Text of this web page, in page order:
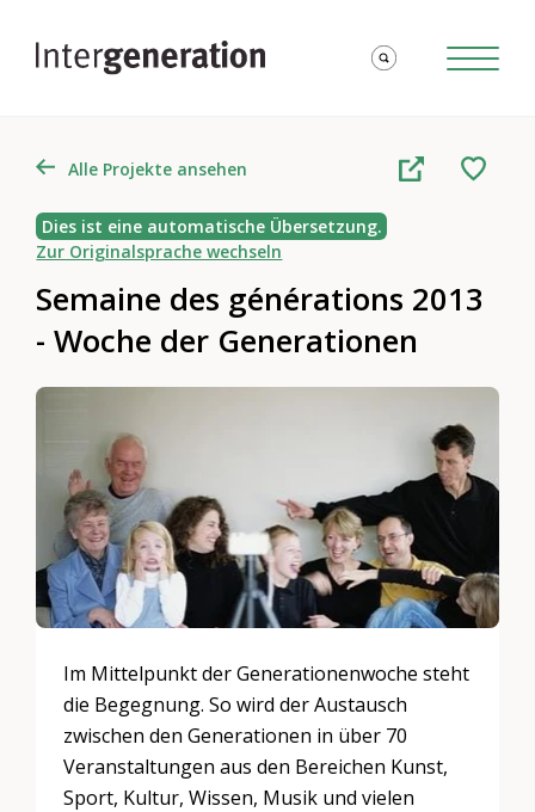
Alle Projekte ansehen
Dies ist eine automatische Übersetzung.
Zur Originalsprache wechseln
Semaine des générations 2013
- Woche der Generationen
Im Mittelpunkt der Generationenwoche steht
die Begegnung. So wird der Austausch
zwischen den Generationen in über 70
Veranstaltungen aus den Bereichen Kunst,
Sport, Kultur, Wissen, Musik und vielen